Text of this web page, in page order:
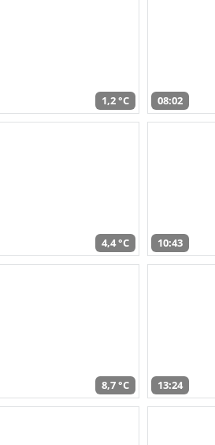
1,2 °C 08:02
4,4 °C 10:43
8,7 °C 13:24